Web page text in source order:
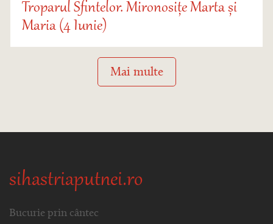
Troparul Sfintelor. Mironosițe Marta și
Maria (4 Iunie)
Mai multe
sihastriaputnei.ro
Bucurie prin cântec